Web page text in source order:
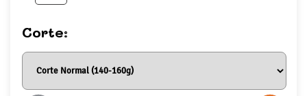
Corte: